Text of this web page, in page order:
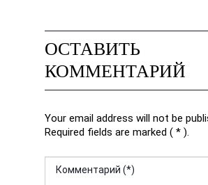
ОСТАВИТЬ
КОММЕНТАРИЙ
Your email address will not be
Required fields are marked ( * ).